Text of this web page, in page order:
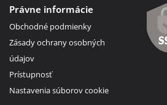
Právne informácie
Obchodné podmienky
Zásady ochrany osobných
údajov
Prístupnosť
Nastavenia súborov cookie